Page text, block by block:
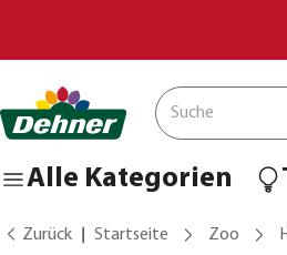
Alle Kategorien
Zurück Startseite Zoo